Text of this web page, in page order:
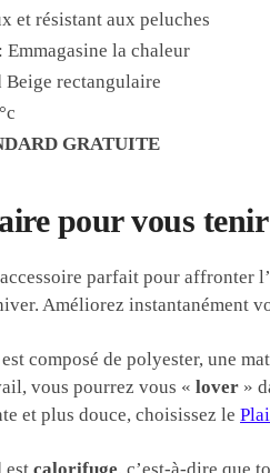
et résistant aux peluches
: Emmagasine la chaleur
Beige rectangulaire
GRATUITE
pour vous
parfait pour affronter
Améliorez instantanément
composé de polyester, une
vous pourrez vous «lover »
et plus douce, choisissez le